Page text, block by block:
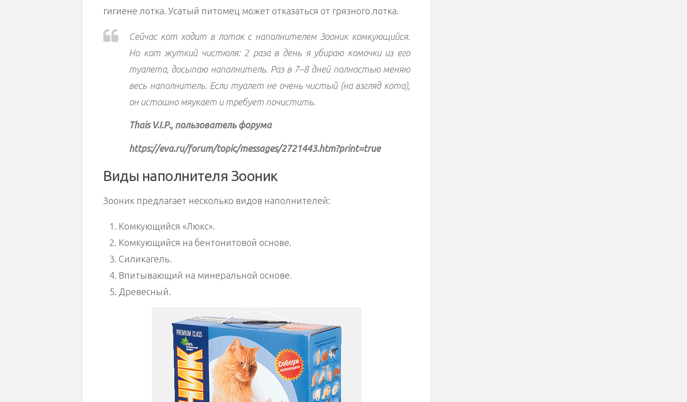
гигиене лотка. Усатый питомец может отказаться от грязного лотка.
Сейчас кот ходит в лоток с наполнителем Зооник комкующийся.
Но кот жуткий чистюля: 2 раза в день я убираю комочки из его
туалета, досыпаю наполнитель. Раз в 7–8 дней полностью меняю
весь наполнитель. Если туалет не очень чистый (на взгляд кота),
он истошно мяукает и требует почистить.
Thais V.I.P., пользователь форума
https://eva.ru/forum/topic/messages/2721443.htm?print=true
Виды наполнителя Зооник
Зооник предлагает несколько видов наполнителей:
Комкующийся «Люкс».
Комкующийся на бентонитовой основе.
Силикагель.
Впитывающий на минеральной основе.
Древесный.